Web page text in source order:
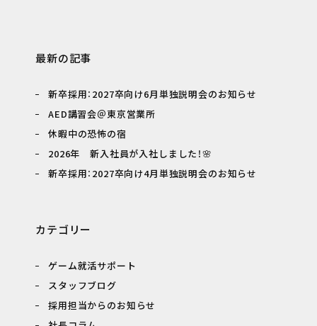
最新の記事
新卒採用：2027卒向け6月単独説明会のお知らせ
AED講習会＠東京営業所
休暇中の恐怖の宿
2026年 新入社員が入社しました！🌸
新卒採用：2027卒向け4月単独説明会のお知らせ
カテゴリー
ゲーム就活サポート
スタッフブログ
採用担当からのお知らせ